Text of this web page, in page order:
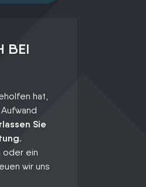
BEI
hat,
Sie
oder ein
wir uns